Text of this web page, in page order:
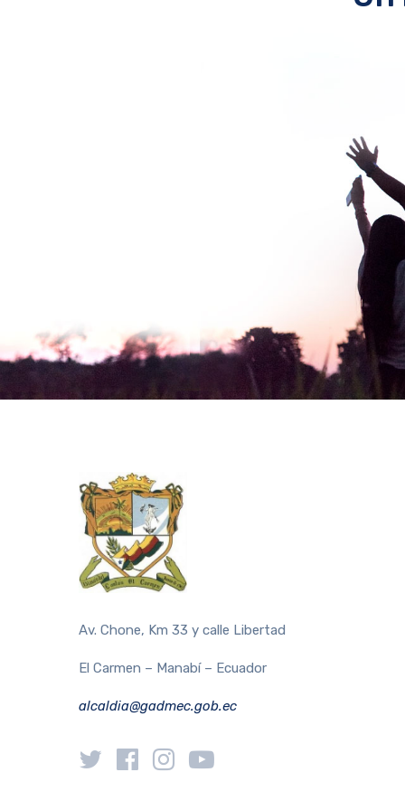
Av. Chone, Km 33 y calle Libertad
El Carmen – Manabí – Ecuador
alcaldia@gadmec.gob.ec